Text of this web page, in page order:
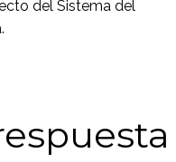
del Sistema del